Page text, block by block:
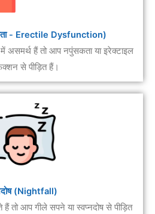
- Erectile Dysfunction)
असमर्थ हैं तो आप नपुंसकता या इरेक्टाइल
से पीड़ित हैं।
(Nightfall)
तो आप गीले सपने या स्वप्नदोष से पीड़ित